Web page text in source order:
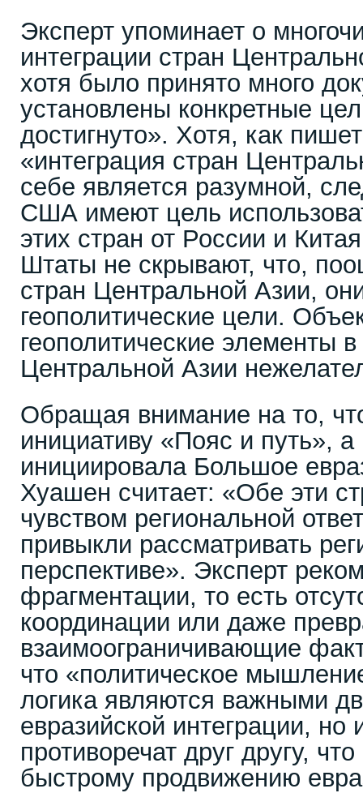
Эксперт упоминает о
интеграции стран
хотя было принято много
установлены конкретные
достигнуто». Хотя, как
«интеграция стран
себе является разумной,
США имеют цель
этих стран от России и
Штаты не скрывают, что,
стран Центральной Азии,
геополитические цели.
геополитические элементы
Центральной Азии
Обращая внимание на то,
инициативу «Пояс и путь»,
инициировала Большое
Хуашен считает: «Обе эти
чувством региональной
привыкли рассматривать
перспективе». Эксперт
фрагментации, то есть
координации или даже
взаимоограничивающие
что «политическое
логика являются важными
евразийской интеграции, но
противоречат друг другу,
быстрому продвижению